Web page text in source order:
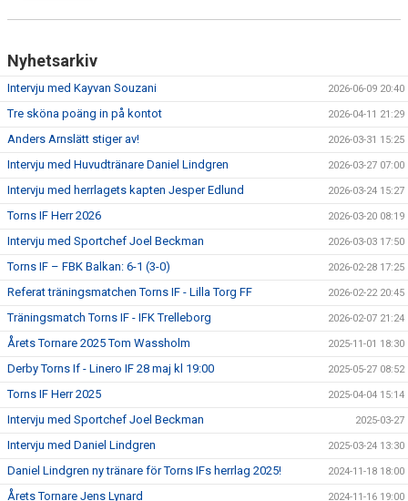
Nyhetsarkiv
Intervju med Kayvan Souzani 2026-06-09 20:40
Tre sköna poäng in på kontot 2026-04-11 21:29
Anders Arnslätt stiger av! 2026-03-31 15:25
Intervju med Huvudtränare Daniel Lindgren 2026-03-27 07:00
Intervju med herrlagets kapten Jesper Edlund 2026-03-24 15:27
Torns IF Herr 2026 2026-03-20 08:19
Intervju med Sportchef Joel Beckman 2026-03-03 17:50
Torns IF – FBK Balkan: 6-1 (3-0) 2026-02-28 17:25
Referat träningsmatchen Torns IF - Lilla Torg FF 2026-02-22 20:45
Träningsmatch Torns IF - IFK Trelleborg 2026-02-07 21:24
Årets Tornare 2025 Tom Wassholm 2025-11-01 18:30
Derby Torns If - Linero IF 28 maj kl 19:00 2025-05-27 08:52
Torns IF Herr 2025 2025-04-04 15:14
Intervju med Sportchef Joel Beckman 2025-03-27
Intervju med Daniel Lindgren 2025-03-24 13:30
Daniel Lindgren ny tränare för Torns IFs herrlag 2025! 2024-11-18 18:00
Årets Tornare Jens Lynard 2024-11-16 19:00